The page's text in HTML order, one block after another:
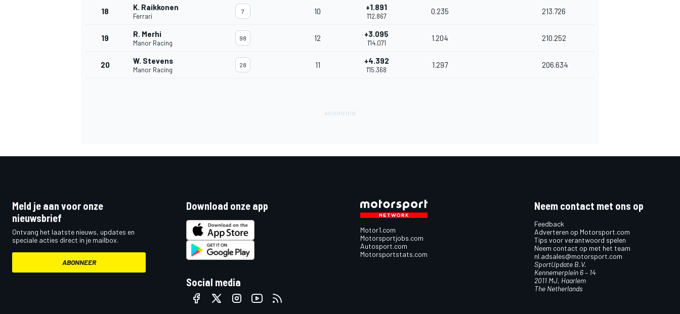
18 K. Raikkonen
Ferrari
7 10 +1.891
1'12.867
0.235 213.726
19 R. Merhi
Manor Racing
98 12 +3.095
1'14.071
1.204 210.252
20 W. Stevens
Manor Racing
28 11 +4.392
1'15.368
1.297 206.634
Meld je aan voor onze
nieuwsbrief
Ontvang het laatste nieuws, updates en
speciale acties direct in je mailbox.
ABONNEER
Download onze app
Social media
Motor1.com
Motorsportjobs.com
Autosport.com
Motorsportstats.com
Neem contact met ons op
Feedback
Adverteren op Motorsport.com
Tips voor verantwoord spelen
Neem contact op met het team
nl.adsales@motorsport.com
SportUpdate B.V.
Kennemerplein 6 – 14
2011 MJ, Haarlem
The Netherlands